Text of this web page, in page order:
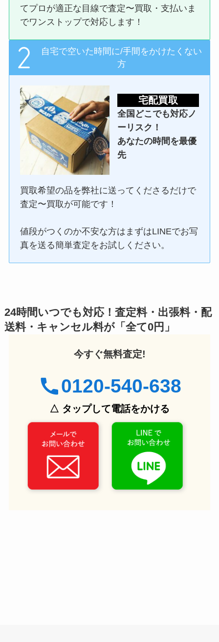
てプロが適正な目線で査定〜買取・支払いま
でワンストップで対応します！
自宅で空いた時間に/手間をかけたくない
方
宅配買取
全国どこでも対応ノ
ーリスク！
あなたの時間を最優
先
買取希望の品を弊社に送ってくださるだけで
査定〜買取が可能です！
値段がつくのか不安な方はまずはLINEでお写
真を送る簡単査定をお試しください。
24時間いつでも対応！査定料・出張料・配
送料・キャンセル料が「全て0円」
今すぐ無料査定!
0120-540-638
△ タップして電話をかける